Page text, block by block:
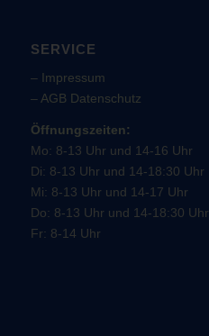
SERVICE
– Impressum
–AGB Datenschutz
Öffnungszeiten:
Mo: 8-13 Uhr und 14-16 Uhr
Di: 8-13 Uhr und 14-18:30 Uhr
Mi: 8-13 Uhr und 14-17 Uhr
Do: 8-13 Uhr und 14-18:30 Uhr
Fr: 8-14 Uhr